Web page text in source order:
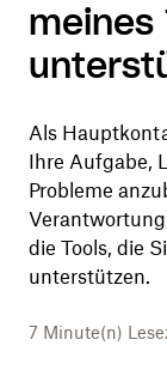
meines
Als
Ihre Aufgabe,
Probleme
die Tools, die
unterstützen.
7 Minute(n)